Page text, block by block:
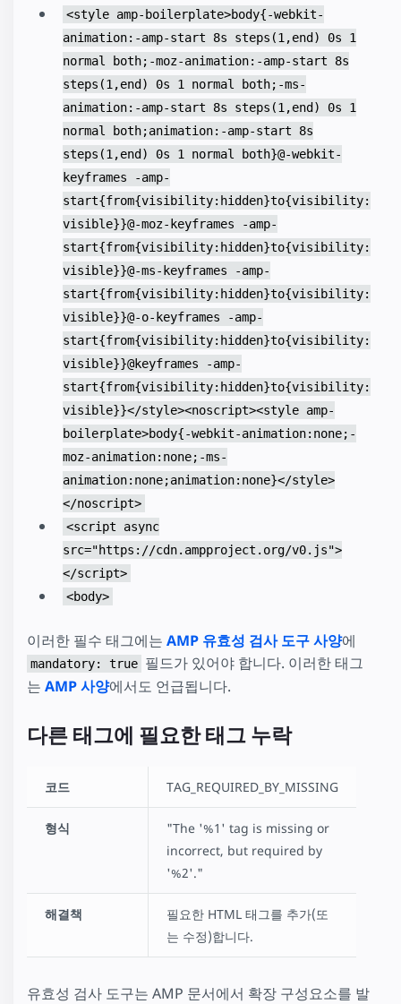
<style amp-boilerplate>body{-webkit-
animation:-amp-start 8s steps(1,end) 0s 1
normal both;-moz-animation:-amp-start 8s
steps(1,end) 0s 1 normal both;-ms-
animation:-amp-start 8s steps(1,end) 0s 1
normal both;animation:-amp-start 8s
steps(1,end) 0s 1 normal both}@-webkit-
keyframes -amp-
start{from{visibility:hidden}to{visibility:
visible}}@-moz-keyframes -amp-
start{from{visibility:hidden}to{visibility:
visible}}@-ms-keyframes -amp-
start{from{visibility:hidden}to{visibility:
visible}}@-o-keyframes -amp-
start{from{visibility:hidden}to{visibility:
visible}}@keyframes -amp-
start{from{visibility:hidden}to{visibility:
visible}}</style><noscript><style amp-
boilerplate>body{-webkit-animation:none;-
moz-animation:none;-ms-
animation:none;animation:none}</style>
</noscript>
<script async
src="https://cdn.ampproject.org/v0.js">
</script>
<body>
이러한 필수 태그에는 AMP 유효성 검사 도구 사양에
mandatory: true 필드가 있어야 합니다. 이러한 태그
는 AMP 사양에서도 언급됩니다.
다른 태그에 필요한 태그 누락
코드 TAG_REQUIRED_BY_MISSING
형식
"The '%1' tag is missing or
incorrect, but required by
'%2'."
해결책
필요한 HTML 태그를 추가(또
는 수정)합니다.
유효성 검사 도구는 AMP 문서에서 확장 구성요소를 발